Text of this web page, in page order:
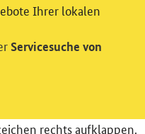
Ihre Einwilligung für
Webseite: Wir
Hilfe
verstehen, um
rechts aufklappen.
Ihrer lokalen
Servicesuche von